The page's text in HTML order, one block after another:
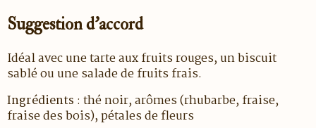
Suggestion d’accord
Idéal avec une tarte aux fruits rouges, un biscuit
sablé ou une salade de fruits frais.
Ingrédients : thé noir, arômes (rhubarbe, fraise,
fraise des bois), pétales de fleurs